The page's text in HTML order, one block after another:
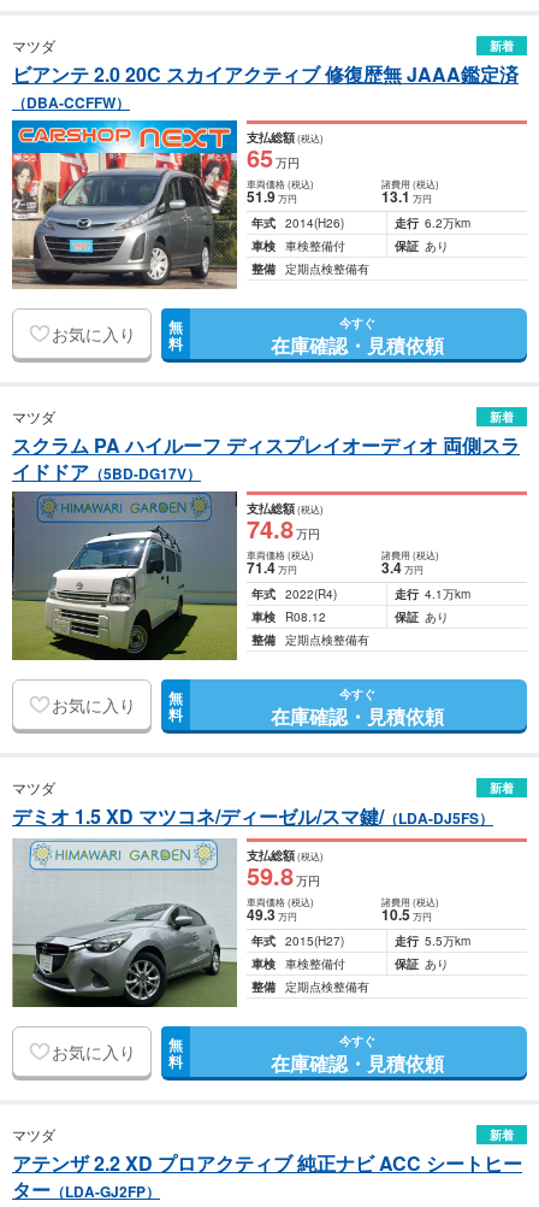
マツダ 新着
ビアンテ 2.0 20C スカイアクティブ 修復歴無 JAAA鑑定済
（DBA-CCFFW）
支払総額(税込)
65万円
車両価格(税込)
51.9万円
諸費用 (税込)
13.1 万円
年式 2014(H26) 走行 6.2万km
車検 車検整備付 保証 あり
整備 定期点検整備有
お気に入り 無
料
今すぐ
在庫確認・見積依頼
マツダ 新着
スクラム PA ハイルーフ ディスプレイオーディオ 両側スラ
イドドア （5BD-DG17V）
支払総額(税込)
74.8万円
車両価格(税込)
71.4万円
諸費用 (税込)
3.4 万円
年式 2022(R4) 走行 4.1万km
車検
R08.12 保証 あり
整備 定期点検整備有
お気に入り 無
料
今すぐ
在庫確認・見積依頼
マツダ 新着
デミオ 1.5 XD マツコネ/ディーゼル/スマ鍵/（LDA-DJ5FS）
支払総額(税込)
59.8万円
車両価格(税込)
49.3万円
諸費用 (税込)
10.5 万円
年式 2015(H27) 走行 5.5万km
車検 車検整備付 保証 あり
整備 定期点検整備有
お気に入り 無
料
今すぐ
在庫確認・見積依頼
マツダ 新着
アテンザ 2.2 XD プロアクティブ 純正ナビ ACC シートヒー
ター （LDA-GJ2FP）